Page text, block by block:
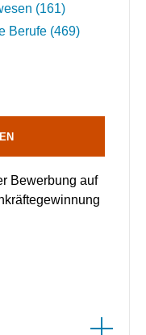
(161)
Berufe (469)
Bewerbung auf